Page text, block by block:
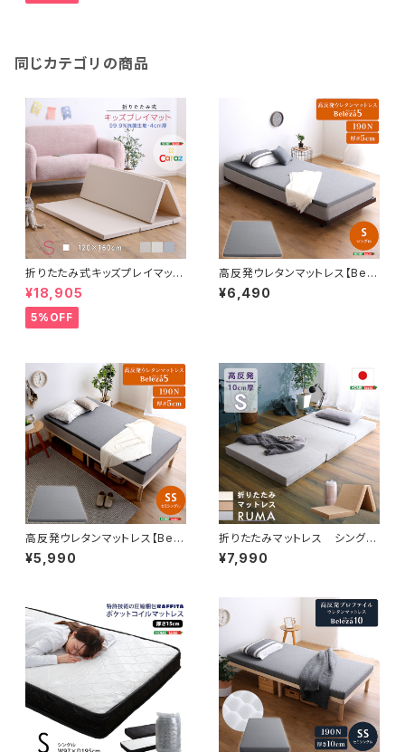
同じカテゴリの商品
折りたたみ式キッズプレイマッ
ト Sサイズ（120×160cm）
¥18,905
5%OFF
高反発ウレタンマットレス【Bele
za5-ベレーザ・ファイブ-】(シン
グル) ORM-05S
¥6,490
高反発ウレタンマットレス【Bele
za5-ベレーザ・ファイブ-】(セミ
シングル) ORM-05SS
¥5,990
折りたたみマットレス シング
ル 【RUMA-ルーマ-】 SH-0
7-OMS
¥7,990